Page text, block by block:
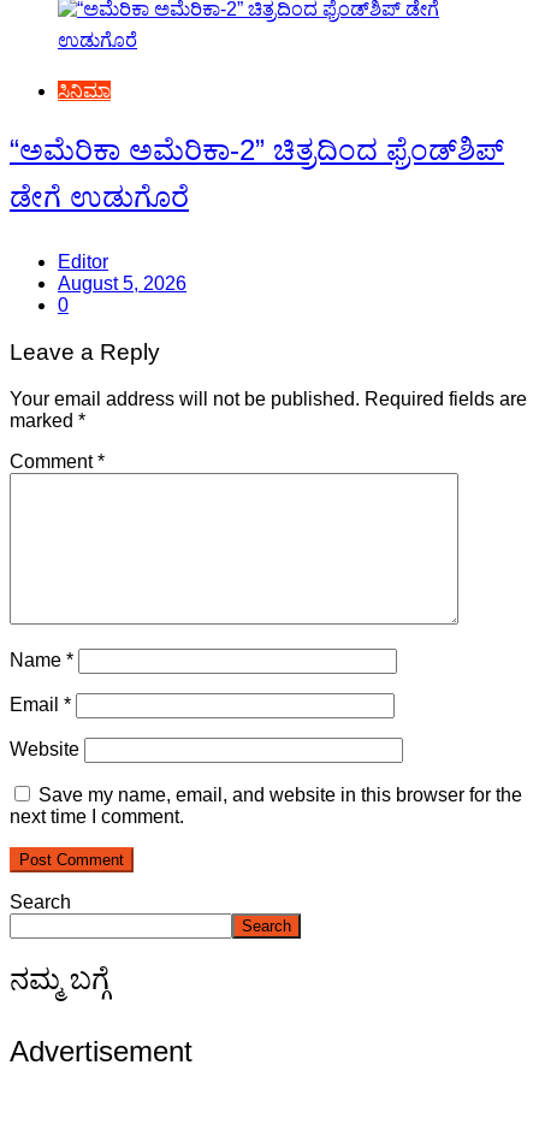
ಸಿನಿಮಾ
“ಅಮೆರಿಕಾ ಅಮೆರಿಕಾ-2” ಚಿತ್ರದಿಂದ ಫ್ರೆಂಡ್‍ಶಿಪ್
ಡೇಗೆ ಉಡುಗೊರೆ
Editor
August 5, 2026
0
Leave a Reply
Your email address will not be published. Required fields are
marked *
Comment*
Name *
Email *
Website
Save my name, email, and website in this browser for the
next time I comment.
Search
Search
ನಮ್ಮ ಬಗ್ಗೆ
Advertisement